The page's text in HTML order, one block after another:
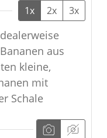
1x 2x 3x
aus
kleine,
mit
Schale